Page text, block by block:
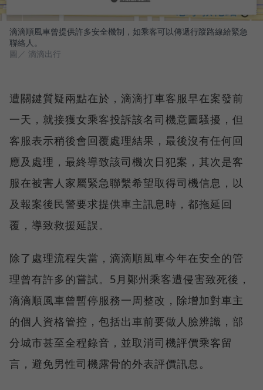
滴滴順風車曾提供許多安全機制，如乘客可以傳遞行蹤路線給緊急
聯絡人。
圖／ 滴滴出行
遭關鍵質疑兩點在於，滴滴打車客服早在案發前
一天，就接獲女乘客投訴該名司機意圖騷擾，但
客服表示稍後會回覆處理結果，最後沒有任何回
應及處理，最終導致該司機次日犯案，其次是客
服在被害人家屬緊急聯繫希望取得司機信息，以
及報案後民警要求提供車主訊息時，都拖延回
覆，導致救援延誤。
除了處理流程失當，滴滴順風車今年在安全的管
理曾有許多的嘗試。5月鄭州乘客遭侵害致死後，
滴滴順風車曾暫停服務一周整改，除增加對車主
的個人資格管控，包括出車前要做人臉辨識，部
分城市甚至全程錄音，並取消司機評價乘客留
言，避免男性司機露骨的外表評價訊息。